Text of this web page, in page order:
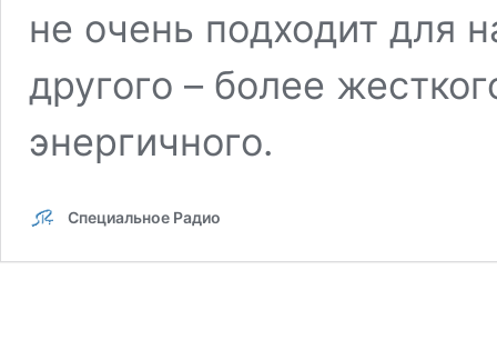
не очень подходит для
другого – более
энергичного.
Специальное Радио